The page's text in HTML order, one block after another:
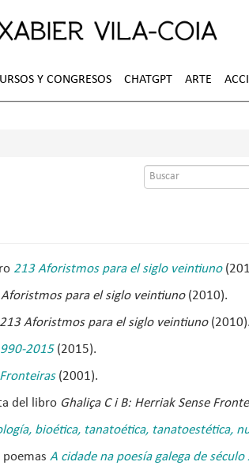
Y CONGRESOS CHATGPT ARTE
Formulario
213 Aforistmos para el siglo veintiuno
para el siglo veintiuno(2010).
213 Aforistmos para el siglo veintiuno(2010).
2015(2015).
(2001).
del libro Ghaliça C i B: Herriak Sense
bioética, tanatoética, tanatoestética,
A cidade na poesía galega de século